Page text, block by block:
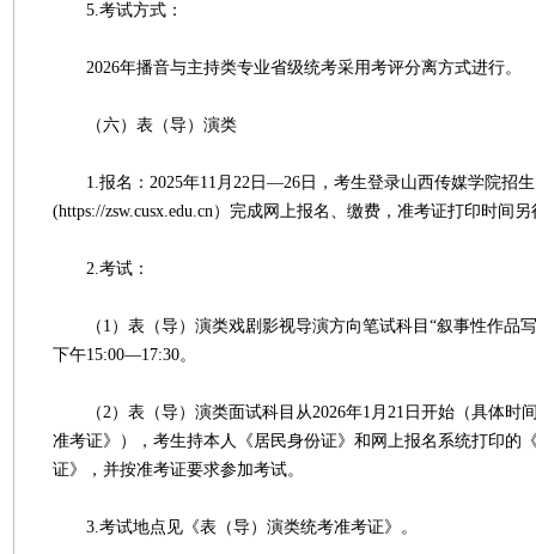
5.考试方式：
2026年播音与主持类专业省级统考采用考评分离方式进行。
（六）表（导）演类
1.报名：2025年11月22日—26日，考生登录山西传媒学院招
(https://zsw.cusx.edu.cn）完成网上报名、缴费，准考证打印时间
2.考试：
（1）表（导）演类戏剧影视导演方向笔试科目“叙事性作品写
下午15:00—17:30。
（2）表（导）演类面试科目从2026年1月21日开始（具体时
准考证》），考生持本人《居民身份证》和网上报名系统打印的
证》，并按准考证要求参加考试。
3.考试地点见《表（导）演类统考准考证》。